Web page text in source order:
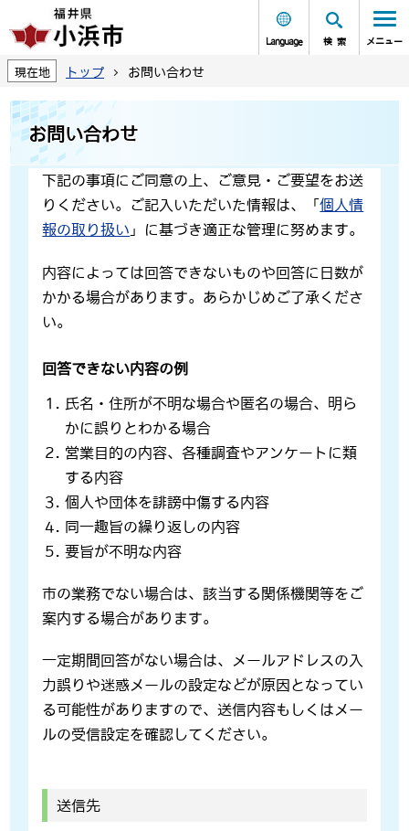
Language 検索 メニュー
現在地 トップ お問い合わせ
お問い合わせ
下記の事項にご同意の上、ご意見・ご要望をお送
りください。ご記入いただいた情報は、「個人情
報の取り扱い 」に基づき適正な管理に努めます。
内容によっては回答できないものや回答に日数が
かかる場合があります。あらかじめご了承くださ
い。
回答できない内容の例
氏名・住所が不明な場合や匿名の場合、明ら
かに誤りとわかる場合
営業目的の内容、各種調査やアンケートに類
する内容
個人や団体を誹謗中傷する内容
同一趣旨の繰り返しの内容
要旨が不明な内容
市の業務でない場合は、該当する関係機関等をご
案内する場合があります。
一定期間回答がない場合は、メールアドレスの入
力誤りや迷惑メールの設定などが原因となってい
る可能性がありますので、送信内容もしくはメー
ルの受信設定を確認してください。
送信先